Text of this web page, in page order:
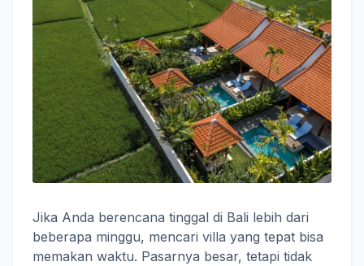
Jika Anda berencana tinggal di Bali lebih dari
beberapa minggu, mencari villa yang tepat bisa
memakan waktu. Pasarnya besar, tetapi tidak